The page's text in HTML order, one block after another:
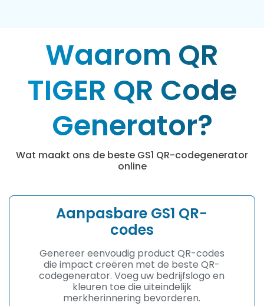
Waarom QR
TIGER QR Code
Generator?
Wat maakt ons de beste GS1 QR-codegenerator
online
Aanpasbare GS1 QR-
codes
Genereer eenvoudig product QR-codes
die impact creëren met de beste QR-
codegenerator. Voeg uw bedrijfslogo en
kleuren toe die uiteindelijk
merkherinnering bevorderen.